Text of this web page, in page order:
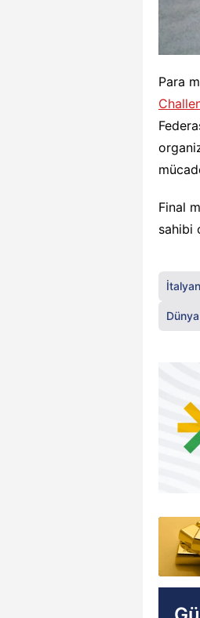
Para
Final
sahibi
İtalyan